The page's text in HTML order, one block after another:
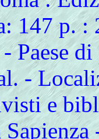
147 p.
Paese
-
e